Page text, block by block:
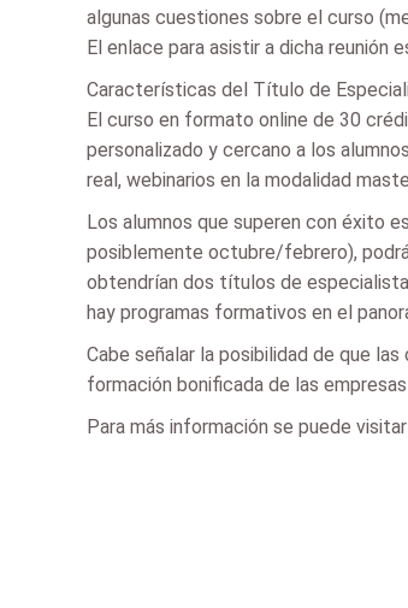
algunas cuestiones sobre el curso
El enlace para asistir a dicha
Características del Título de
El curso en formato online de 30
personalizado y cercano a los
real, webinarios en la modalidad
Los alumnos que superen con éxito
posiblemente octubre/febrero),
obtendrían dos títulos de
hay programas formativos en el
Cabe señalar la posibilidad de que
formación bonificada de las
Para más información se puede